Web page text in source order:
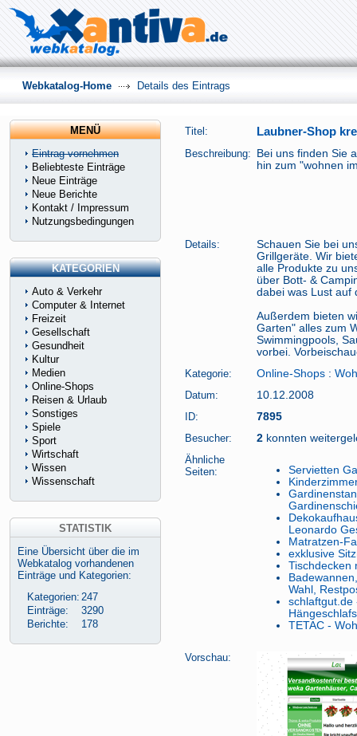
Titel: Laubner-Shop
Beschreibung:
Bei uns finden Sie
hin zum "wohnen
Details:
Schauen Sie bei
Grillgeräte. Wir
alle Produkte zu
über Bott- &
dabei was Lust auf
Außerdem bieten
Garten" alles zum
Swimmingpools,
vorbei.
Kategorie:
Online-Shops :
Datum:
10.12.2008
ID:
7895
Besucher:
2 konnten
Ähnliche
Seiten:
Servietten
Leonardo
Matratzen-
exklusive
Tischdecken
Wahl,
schlaftgut.de
TETAC -
Vorschau:
Webkatalog-Home Details des Eintrags
MENÜ
Eintrag vornehmen
Beliebteste Einträge
Neue Einträge
Neue Berichte
Kontakt / Impressum
Nutzungsbedingungen
KATEGORIEN
Auto & Verkehr
Computer & Internet
Freizeit
Gesellschaft
Gesundheit
Kultur
Medien
Online-Shops
Reisen & Urlaub
Sonstiges
Spiele
Sport
Wirtschaft
Wissen
Wissenschaft
STATISTIK
Eine Übersicht über die im
Webkatalog vorhandenen
Einträge und Kategorien:
Kategorien: 247
Einträge:
3290
Berichte:
178